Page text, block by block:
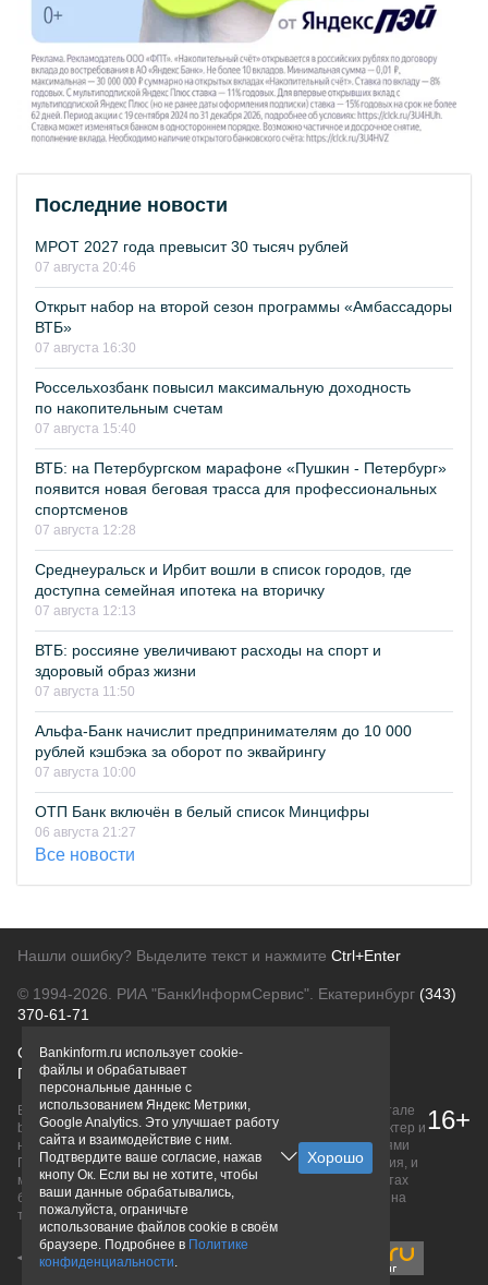
Последние новости
МРОТ 2027 года превысит 30 тысяч рублей
07 августа 20:46
Открыт набор на второй сезон программы «Амбассадоры
ВТБ»
07 августа 16:30
Россельхозбанк повысил максимальную доходность
по накопительным счетам
07 августа 15:40
ВТБ: на Петербургском марафоне «Пушкин - Петербург»
появится новая беговая трасса для профессиональных
спортсменов
07 августа 12:28
Среднеуральск и Ирбит вошли в список городов, где
доступна семейная ипотека на вторичку
07 августа 12:13
ВТБ: россияне увеличивают расходы на спорт и
здоровый образ жизни
07 августа 11:50
Альфа-Банк начислит предпринимателям до 10 000
рублей кэшбэка за оборот по эквайрингу
07 августа 10:00
ОТП Банк включён в белый список Минцифры
06 августа 21:27
Все новости
Нашли ошибку? Выделите текст и нажмите Ctrl+Enter
© 1994-2026. РИА "БанкИнформСервис". Екатеринбург (343)
370-61-71
О проектеПолитика конфиденциальности
Правовая информацияДля рекламодателей
Вся информация о продуктах банков, размещенная на портале
bankinform.ru, носит исключительно ознакомительный характер и
не является публичной офертой, определяемой положениями
ГК РФ. Информация не содержит точного и полного описания, и
может быть изменена. Конечные условия уточняйте на сайтах
банков или при личном обращении. Исключительное право на
товарные знаки принадлежит их правообладателям.
16+
Bankinform.ru использует cookie-
файлы и обрабатывает
персональные данные с
использованием Яндекс Метрики,
Google Analytics. Это улучшает работу
сайта и взаимодействие с ним.
Подтвердите ваше согласие, нажав
кнопу Ок. Если вы не хотите, чтобы
ваши данные обрабатывались,
пожалуйста, ограничьте
использование файлов cookie в своём
браузере. Подробнее в Политике
конфиденциальности.